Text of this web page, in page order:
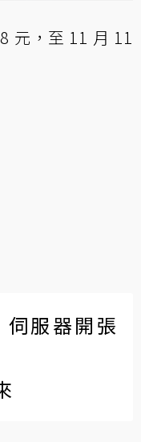
元，至 11 月 11
服器開張